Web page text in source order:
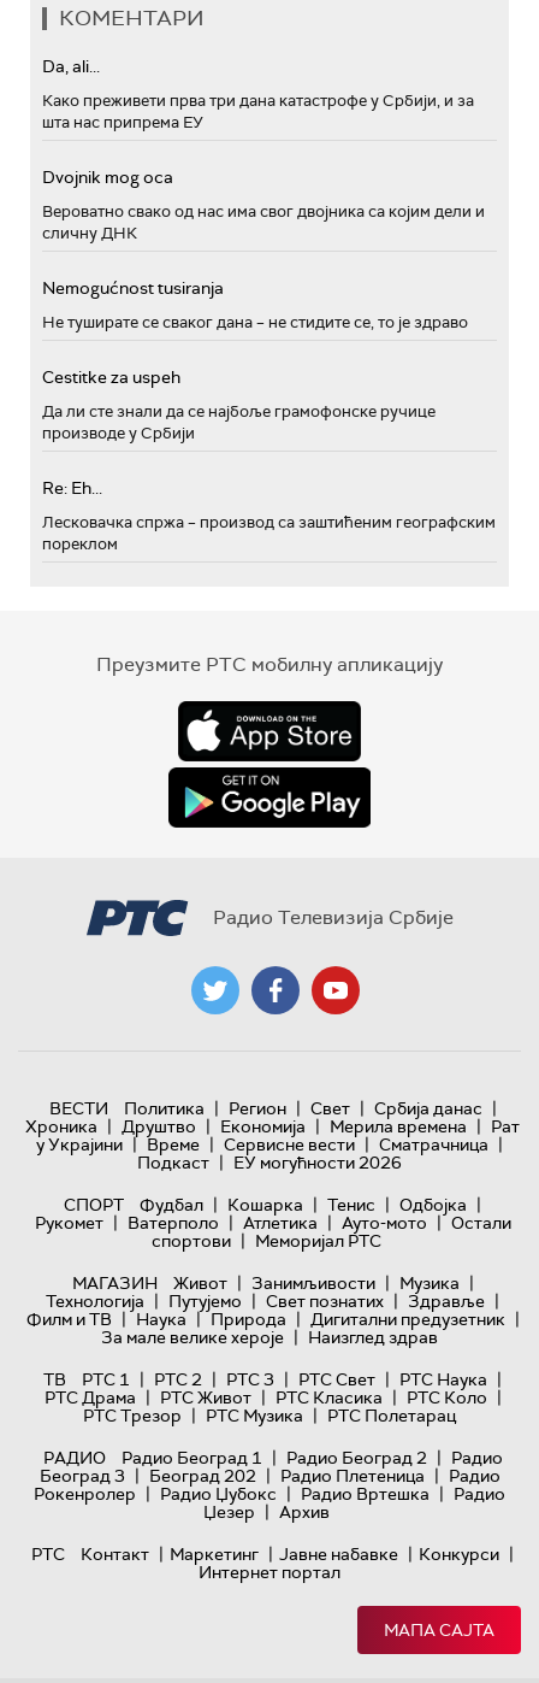
КОМЕНТАРИ
Da, ali...
Како преживети прва три дана катастрофе у Србији, и за
шта нас припрема ЕУ
Dvojnik mog oca
Вероватно свако од нас има свог двојника са којим дели и
сличну ДНК
Nemogućnost tusiranja
Не туширате се сваког дана – не стидите се, то је здраво
Cestitke za uspeh
Да ли сте знали да се најбоље грамофонске ручице
производе у Србији
Re: Eh...
Лесковачка спржа – производ са заштићеним географским
пореклом
Преузмите РТС мобилну апликацију
Радио Телевизија Србије
ВЕСТИ Политика | Регион | Свет | Србија данас |
Хроника | Друштво | Економија | Мерила времена | Рат
у Украјини | Време | Сервисне вести | Сматрачница |
Подкаст | ЕУ могућности 2026
СПОРТ
Фудбал | Кошарка | Тенис | Одбојка |
Рукомет | Ватерполо | Атлетика | Ауто-мото | Остали
спортови | Меморијал РТС
МАГАЗИН
Живот | Занимљивости | Музика |
Технологијa | Путујемо | Свет познатих | Здравље |
Филм и ТВ | Наука | Природа | Дигитални предузетник |
За мале велике хероје | Наизглед здрав
ТВ
РТС 1 | РТС 2 | РТС 3 | РТС Свет | РТС Наука |
РТС Драма | РТС Живот | РТС Класика | РТС Коло |
РТС Трезор | РТС Музика | РТС Полетарац
РАДИО
Радио Београд 1 | Радио Београд 2 | Радио
Београд 3 | Београд 202 | Радио Плетеница | Радио
Рокенролер | Радио Џубокс | Радио Вртешка | Радио
Џезер | Архив
РТС
Контакт | Маркетинг | Јавне набавке | Конкурси |
Интернет портал
МАПА САЈТА